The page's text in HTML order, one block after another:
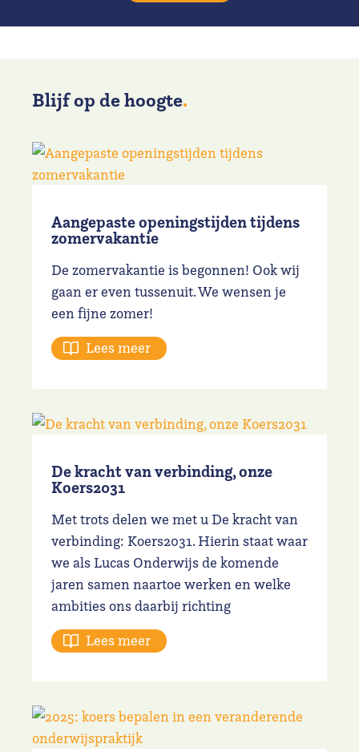
Blijf op de hoogte.
Aangepaste openingstijden tijdens
zomervakantie
De zomervakantie is begonnen! Ook wij
gaan er even tussenuit. We wensen je
een fijne zomer!
Lees meer
De kracht van verbinding, onze
Koers2031
Met trots delen we met u De kracht van
verbinding: Koers2031. Hierin staat waar
we als Lucas Onderwijs de komende
jaren samen naartoe werken en welke
ambities ons daarbij richting
Lees meer